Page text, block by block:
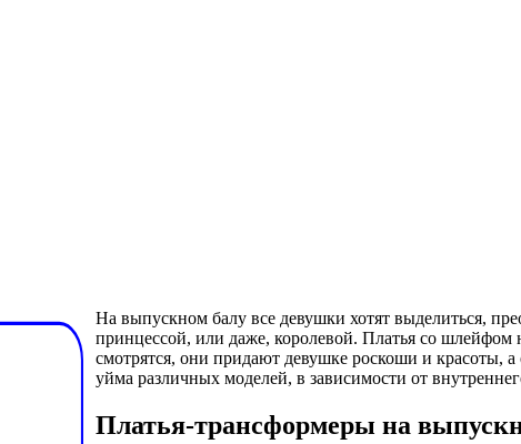
На выпускном балу все девушки хотят выделиться,
принцессой, или даже, королевой. Платья со
смотрятся, они придают девушке роскоши и красоты, а
уйма различных моделей, в зависимости от
Платья-трансформеры на